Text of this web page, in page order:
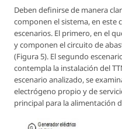
Deben definirse de manera
componen el sistema, en este
escenarios. El primero, en el
y componen el circuito de
(Figura 5). El segundo
contempla la instalación del
escenario analizado, se
electrógeno propio y de
principal para la alimentación